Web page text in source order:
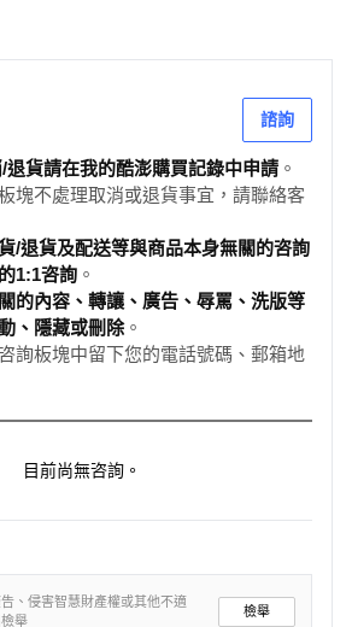
諮詢
退貨請在我的酷澎購買記錄中申請 。
塊不處理取消或退貨事宜，請聯絡客
/退貨及配送等與商品本身無關的咨詢
1:1咨詢 。
的內容、轉讓、廣告、辱罵、洗版等
、隱藏或刪除。
詢板塊中留下您的電話號碼、郵箱地
目前尚無咨詢。
、侵害智慧財產權或其他不適
舉
檢舉